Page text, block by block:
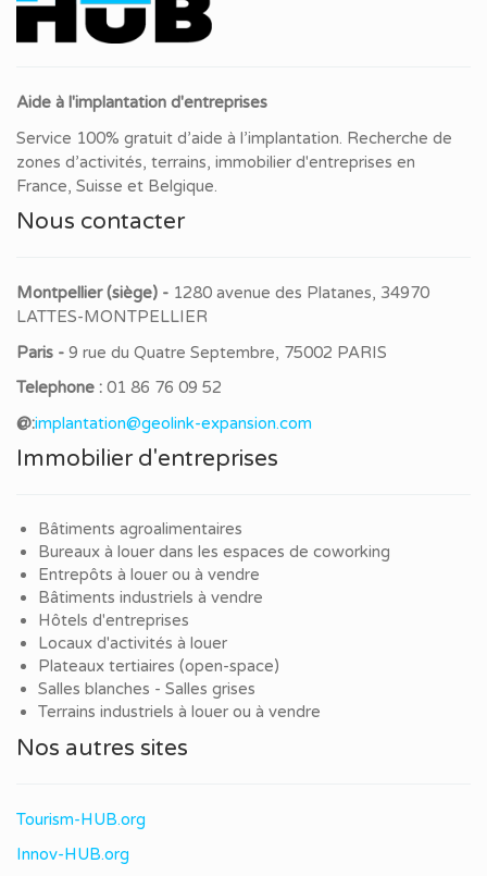
Aide à l'implantation d'entreprises
Service 100% gratuit d’aide à l’implantation. Recherche de
zones d’activités, terrains, immobilier d'entreprises en
France, Suisse et Belgique.
Nous contacter
Montpellier (siège) - 1280 avenue des Platanes, 34970
LATTES-MONTPELLIER
Paris - 9 rue du Quatre Septembre, 75002 PARIS
Telephone : 01 86 76 09 52
@:implantation@geolink-expansion.com
Immobilier d'entreprises
Bâtiments agroalimentaires
Bureaux à louer dans les espaces de coworking
Entrepôts à louer ou à vendre
Bâtiments industriels à vendre
Hôtels d'entreprises
Locaux d'activités à louer
Plateaux tertiaires (open-space)
Salles blanches - Salles grises
Terrains industriels à louer ou à vendre
Nos autres sites
Tourism-HUB.org
Innov-HUB.org